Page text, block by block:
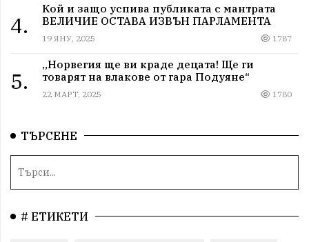
4.
Кой и защо успива публиката с мантрата
ВЕЛИЧИЕ ОСТАВА ИЗВЪН ПАРЛАМЕНТА
19 ЯНУ, 2025 1787
5.
„Норвегия ще ви краде децата! Ще ги
товарят на влакове от гара Подуяне“
22 МАРТ, 2025 1780
ТЪРСЕНЕ
# ЕТИКЕТИ